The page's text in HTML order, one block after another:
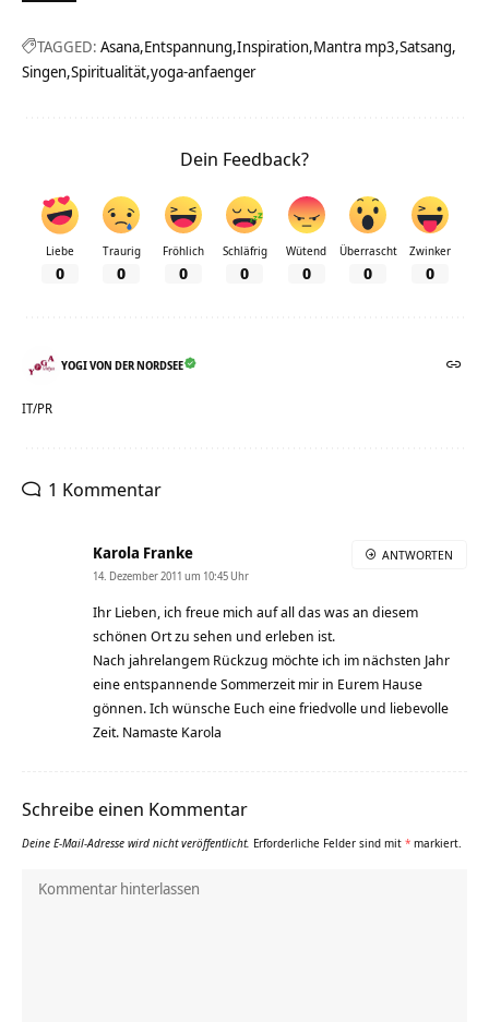
TAGGED: Asana Entspannung Inspiration Mantra mp3 Satsang
Singen Spiritualität yoga-anfaenger
Dein Feedback?
Liebe
0
Traurig
0
Fröhlich
0
Schläfrig
0
Wütend
0
Überrascht
0
Zwinker
0
YOGI VON DER NORDSEE
IT/PR
1 Kommentar
Karola Franke
14. Dezember 2011 um 10:45 Uhr
Ihr Lieben, ich freue mich auf all das was an diesem
schönen Ort zu sehen und erleben ist.
Nach jahrelangem Rückzug möchte ich im nächsten Jahr
eine entspannende Sommerzeit mir in Eurem Hause
gönnen. Ich wünsche Euch eine friedvolle und liebevolle
Zeit. Namaste Karola
ANTWORTEN
Schreibe einen Kommentar
Deine E-Mail-Adresse wird nicht veröffentlicht. Erforderliche Felder sind mit * markiert.